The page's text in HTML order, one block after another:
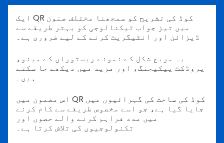
ایک QR کوڈ کی تشریح کو سمجھنا مختلف صنون
میں تیز جواب ٹیکنالوجی کو بہتر طریقے سے
ڈیزائن اور انٹیگریٹ کرنے کے لیے ضروری ہے۔
یہ مربع شکل کے نمونے ریستوراں کے مینو،
پروڈکٹ پیکیجنگ، اور مزید میں دیکھے جا سکتے
ہیں۔
اس مضمون میں QR کوڈ کی ساخت کی گہرائیوں میں
جایا گیا ہے، جو اسے مخصوص طریقے سے کام کرنے
میں مدد فراہم کرنے والے حصوں اور
تکنولوجیوں کی تلاش کرتا ہے۔